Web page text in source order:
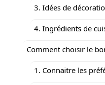
3. Idées de
4. Ingrédients de
Comment choisir le
1. Connaitre les